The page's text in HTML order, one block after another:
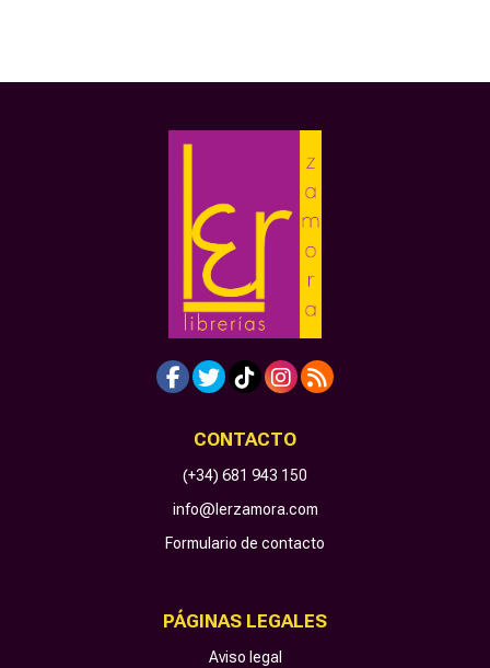
CONTACTO
(+34) 681 943 150
info@lerzamora.com
Formulario de contacto
PÁGINAS LEGALES
Aviso legal